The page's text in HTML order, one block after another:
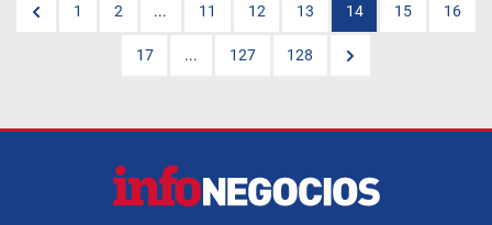
1 2 ... 11 12 13 14 15 16
17 ... 127 128